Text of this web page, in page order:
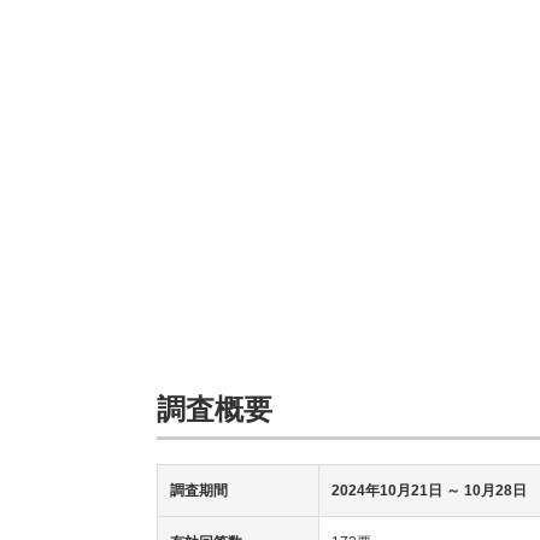
調査概要
調査期間 2024年10月21日 ～ 10月28日